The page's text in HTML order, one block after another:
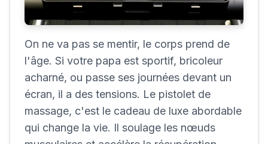
On ne va pas se mentir, le corps prend de
l'âge. Si votre papa est sportif, bricoleur
acharné, ou passe ses journées devant un
écran, il a des tensions. Le pistolet de
massage, c'est le cadeau de luxe abordable
qui change la vie. Il soulage les nœuds